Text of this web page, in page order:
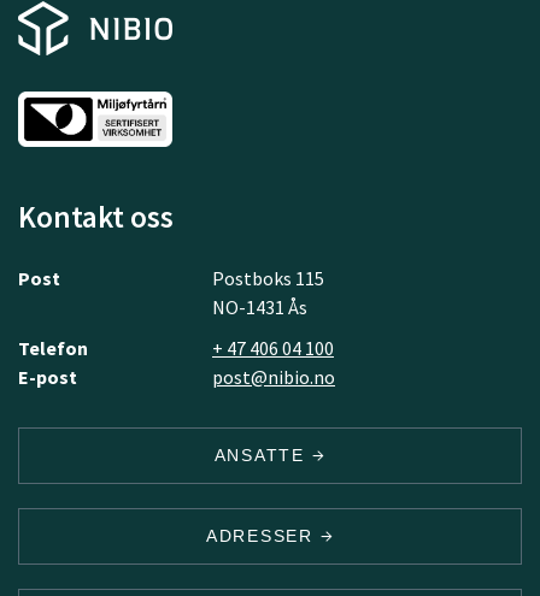
Kontakt oss
Post
Postboks 115
NO-1431 Ås
Telefon
+ 47 406 04 100
E-post
post@nibio.no
ANSATTE
ADRESSER